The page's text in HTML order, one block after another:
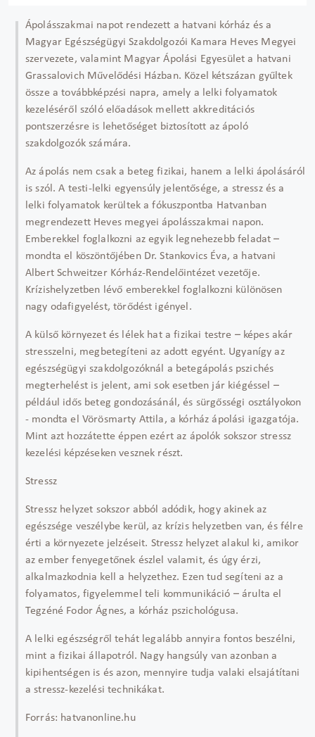
Ápolásszakmai napot rendezett a hatvani kórház és a
Magyar Egészségügyi Szakdolgozói Kamara Heves Megyei
szervezete, valamint Magyar Ápolási Egyesület a hatvani
Grassalovich Művelődési Házban. Közel kétszázan gyűltek
össze a továbbképzési napra, amely a lelki folyamatok
kezeléséről szóló előadások mellett akkreditációs
pontszerzésre is lehetőséget biztosított az ápoló
szakdolgozók számára.
Az ápolás nem csak a beteg fizikai, hanem a lelki ápolásáról
is szól. A testi-lelki egyensúly jelentősége, a stressz és a
lelki folyamatok kerültek a fókuszpontba Hatvanban
megrendezett Heves megyei ápolásszakmai napon.
Emberekkel foglalkozni az egyik legnehezebb feladat –
mondta el köszöntőjében Dr. Stankovics Éva, a hatvani
Albert Schweitzer Kórház-Rendelőintézet vezetője.
Krízishelyzetben lévő emberekkel foglalkozni különösen
nagy odafigyelést, törődést igényel.
A külső környezet és lélek hat a fizikai testre – képes akár
stresszelni, megbetegíteni az adott egyént. Ugyanígy az
egészségügyi szakdolgozóknál a betegápolás pszichés
megterhelést is jelent, ami sok esetben jár kiégéssel –
például idős beteg gondozásánál, és sürgősségi osztályokon
- mondta el Vörösmarty Attila, a kórház ápolási igazgatója.
Mint azt hozzátette éppen ezért az ápolók sokszor stressz
kezelési képzéseken vesznek részt.
Stressz
Stressz helyzet sokszor abból adódik, hogy akinek az
egészsége veszélybe kerül, az krízis helyzetben van, és félre
érti a környezete jelzéseit. Stressz helyzet alakul ki, amikor
az ember fenyegetőnek észlel valamit, és úgy érzi,
alkalmazkodnia kell a helyzethez. Ezen tud segíteni az a
folyamatos, figyelemmel teli kommunikáció – árulta el
Tegzéné Fodor Ágnes, a kórház pszichológusa.
A lelki egészségről tehát legalább annyira fontos beszélni,
mint a fizikai állapotról. Nagy hangsúly van azonban a
kipihentségen is és azon, mennyire tudja valaki elsajátítani
a stressz-kezelési technikákat.
Forrás: hatvanonline.hu